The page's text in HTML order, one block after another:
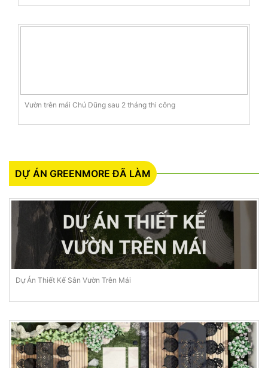
Vườn trên mái Chú Dũng sau 2 tháng thi công
DỰ ÁN GREENMORE ĐÃ LÀM
Dự Án Thiết Kế Sân Vườn Trên Mái